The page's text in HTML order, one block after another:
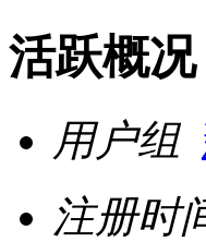
活跃概况
用户组
注册时